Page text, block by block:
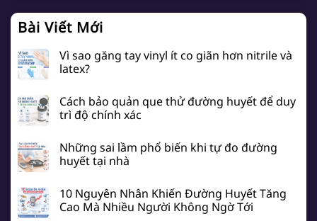
Bài Viết Mới
Vì sao găng tay vinyl ít co giãn hơn nitrile và
latex?
Cách bảo quản que thử đường huyết để duy
trì độ chính xác
Những sai lầm phổ biến khi tự đo đường
huyết tại nhà
10 Nguyên Nhân Khiến Đường Huyết Tăng
Cao Mà Nhiều Người Không Ngờ Tới